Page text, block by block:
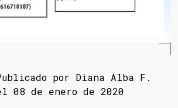
por Diana Alba F.
08 de enero de 2020